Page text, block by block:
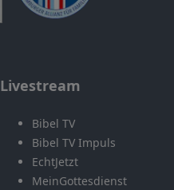
Livestream
Bibel TV
Bibel TV Impuls
EchtJetzt
MeinGottesdienst